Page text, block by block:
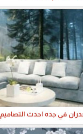
في جده احدث التصاميم 2022